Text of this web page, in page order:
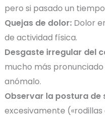
pero si pasado un
Quejas de dolor: Dolor
de actividad física.
Desgaste irregular del
mucho más
anómalo.
Observar la postura de
excesivamente